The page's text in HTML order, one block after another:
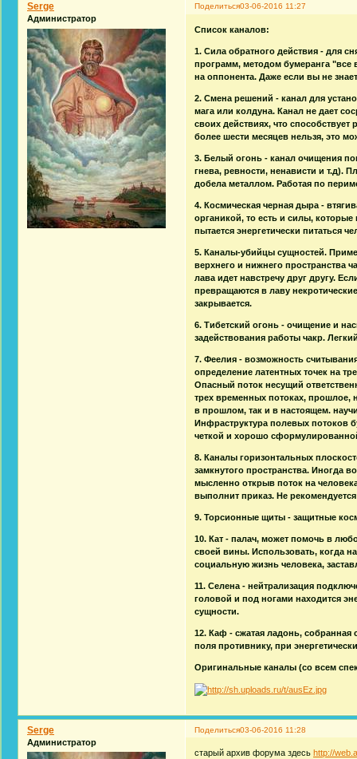
Поделиться03-06-2016 11:27
Serge
Администратор
Список каналов:
1. Сила обратного действия - для
программ, методом бумеранга "все
на оппонента. Даже если вы не
2. Смена решений - канал для
мага или колдуна. Канал не дает
своих действиях, что
более шести месяцев нельзя, это
3. Белый огонь - канал очищения
гнева, ревности, ненависти и т.д).
добела металлом. Работая по
4. Космическая черная дыра -
органикой, то есть и силы, которые
пытается энергетически питаться
5. Каналы-убийцы сущностей.
верхнего и нижнего пространства
лава идет навстречу друг другу.
превращаются в лаву
закрывается.
6. Тибетский огонь - очищение и
задействования работы чакр.
7. Феелия - возможность
определение латентных точек на
Опасный поток несущий
трех временных потоках, прошлое,
в прошлом, так и в настоящем.
Инфраструктура полевых потоков
четкой и хорошо
8. Каналы горизонтальных
замкнутого пространства. Иногда
мысленно открыв поток на
выполнит приказ. Не
9. Торсионные щиты - защитные
10. Кат - палач, может помочь в
своей вины. Использовать, когда
социальную жизнь человека,
11. Селена - нейтрализация
головой и под ногами находится
сущности.
12. Каф - сжатая ладонь, собранная
поля противнику, при
Оригинальные каналы (со всем
Поделиться03-06-2016 11:28
Serge
Администратор
старый архив форума здесь http://